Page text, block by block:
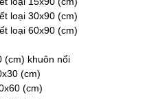
loại 30x90 (cm)
loại 60x90 (cm)
(cm) khuôn nổi
(cm)
(cm)